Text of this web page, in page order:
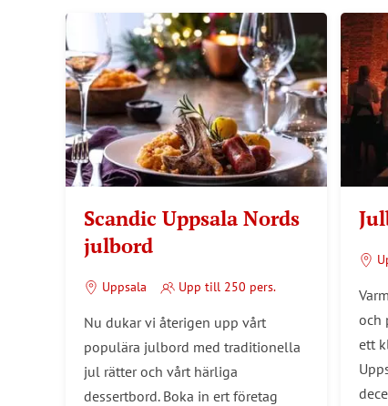
Scandic Uppsala Nords
julbord
Uppsala Upp till 250 pers.
Nu dukar vi återigen upp vårt
populära julbord med traditionella
jul rätter och vårt härliga
dessertbord. Boka in ert företag
och
ett